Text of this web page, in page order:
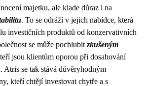
majetku, ale klade důraz i na
. To se odráží v jejich nabídce, která
investičních produktů od konzervativních
se může pochlubit zkušeným
jsou klientům oporou při dosahování
Atris se tak stává důvěryhodným
kteří chtějí investovat chytře a s